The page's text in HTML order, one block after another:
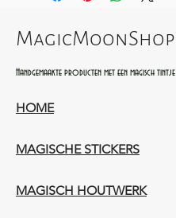
MagicMoonShop
Handgemaakte producten met een magisch tintje
HOME
MAGISCHE STICKERS
MAGISCH HOUTWERK